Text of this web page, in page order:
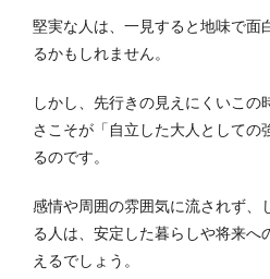
堅実な人は、一見すると地味で面
るかもしれません。
しかし、先行きの見えにくいこの
さこそが「自立した大人としての
るのです。
感情や周囲の雰囲気に流されず、
る人は、安定した暮らしや将来へ
えるでしょう。